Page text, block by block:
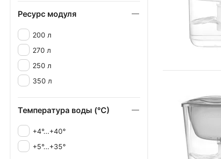
Ресурс модуля
200 л
270 л
250 л
350 л
Температура воды (°С)
+4°...+40°
+5°...+35°